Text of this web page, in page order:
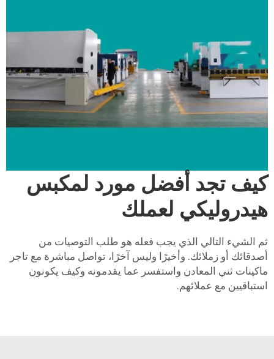
كيف تجد أفضل مورد لمكبس
هيدروليكي لعملك
ثم الشيء التالي الذي يجب فعله هو طلب التوصيات من
أصدقائك أو زملائك. وأخيرًا وليس آخرًا، تواصل مباشرة مع تاجر
ماكينات ثني المعادن واستفسر عما يقدمونه وكيف يكونون
استباقيين مع عملائهم.